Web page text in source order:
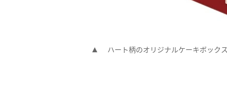
ハート柄のオリジナルケーキボック